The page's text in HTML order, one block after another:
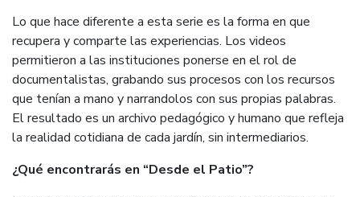
Lo que hace diferente a esta serie es la forma en que
recupera y comparte las experiencias. Los videos
permitieron a las instituciones ponerse en el rol de
documentalistas, grabando sus procesos con los recursos
que tenían a mano y narrandolos con sus propias palabras.
El resultado es un archivo pedagógico y humano que refleja
la realidad cotidiana de cada jardín, sin intermediarios.
¿Qué encontrarás en “Desde el Patio”?